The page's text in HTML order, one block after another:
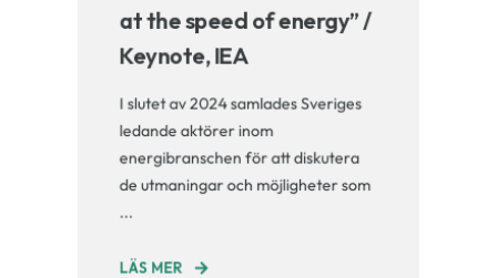
at the speed of energy” /
Keynote, IEA
I slutet av 2024 samlades Sveriges
ledande aktörer inom
energibranschen för att diskutera
de utmaningar och möjligheter som
...
LÄS MER